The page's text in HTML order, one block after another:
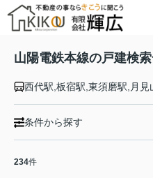
山陽電鉄本線の戸建検
条件から探す
234件